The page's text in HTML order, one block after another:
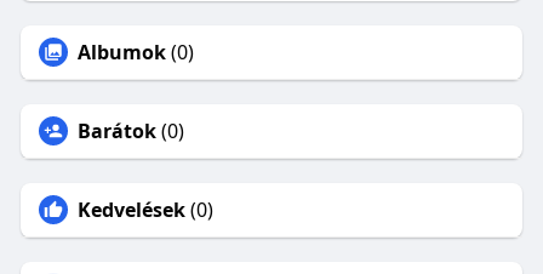
Albumok(0)
Barátok(0)
Kedvelések(0)